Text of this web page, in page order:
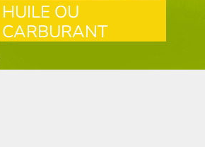
HUILE OU
CARBURANT